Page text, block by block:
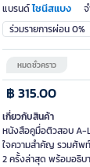
แบรนด์ไชนีสแบง
ร่วมรายการผ่อน 0%
หมดชั่วคราว
฿ 315.00
เกี่ยวกับสินค้า
หนังสือคูมื่อติวสอบ A-
ใจความสำคัญ รวมศัพ
2 ครั้งล่าสุด พร้อมอธิบ